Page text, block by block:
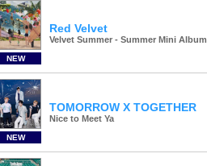
NEW
Red Velvet
Velvet Summer - Summer Mini Album
NEW
TOMORROW X TOGETHER
Nice to Meet Ya